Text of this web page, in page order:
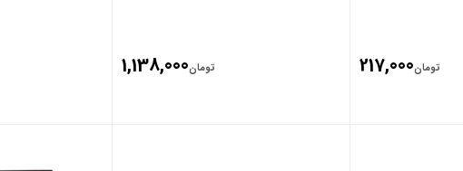
تومان217,000 تومان1,138,000